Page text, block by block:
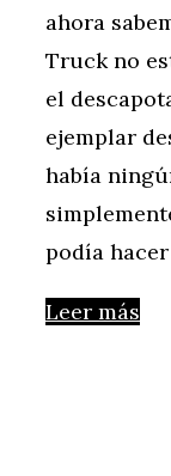
ahora
Truck no
el
ejemplar
había
podía
Leer más